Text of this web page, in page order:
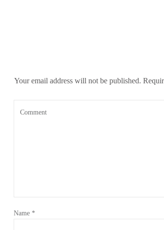
Your email address will not be published.
Name *